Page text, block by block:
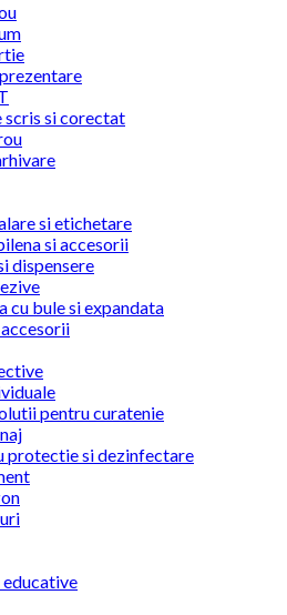
scris si corectat
si etichetare
si accesorii
dispensere
cu bule si expandata
pentru curatenie
protectie si dezinfectare
educative